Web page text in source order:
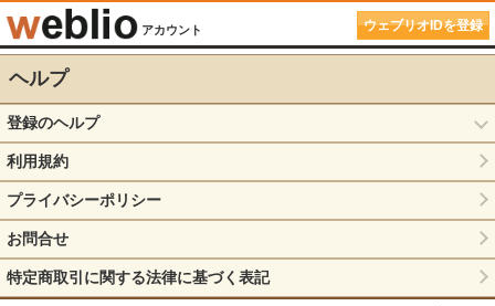
アカウント ウェブリオIDを登録
ヘルプ
登録のヘルプ
利用規約
プライバシーポリシー
お問合せ
特定商取引に関する法律に基づく表記